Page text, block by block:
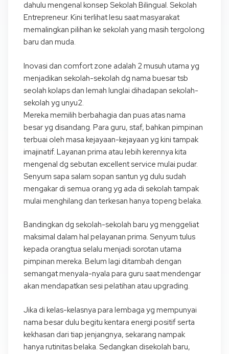
dahulu mengenal konsep Sekolah Bilingual. Sekolah
Entrepreneur. Kini terlihat lesu saat masyarakat
memalingkan pilihan ke sekolah yang masih tergolong
baru dan muda.
Inovasi dan comfort zone adalah 2 musuh utama yg
menjadikan sekolah-sekolah dg nama buesar tsb
seolah kolaps dan lemah lunglai dihadapan sekolah-
sekolah yg unyu2.
Mereka memilih berbahagia dan puas atas nama
besar yg disandang. Para guru, staf, bahkan pimpinan
terbuai oleh masa kejayaan-kejayaan yg kini tampak
imajinatif. Layanan prima atau lebih kerennya kita
mengenal dg sebutan excellent service mulai pudar.
Senyum sapa salam sopan santun yg dulu sudah
mengakar di semua orang yg ada di sekolah tampak
mulai menghilang dan terkesan hanya topeng belaka.
Bandingkan dg sekolah-sekolah baru yg menggeliat
maksimal dalam hal pelayanan prima. Senyum tulus
kepada orangtua selalu menjadi sorotan utama
pimpinan mereka. Belum lagi ditambah dengan
semangat menyala-nyala para guru saat mendengar
akan mendapatkan sesi pelatihan atau upgrading.
Jika di kelas-kelasnya para lembaga yg mempunyai
nama besar dulu begitu kentara energi positif serta
kekhasan dari tiap jenjangnya, sekarang nampak
hanya rutinitas belaka. Sedangkan disekolah baru,